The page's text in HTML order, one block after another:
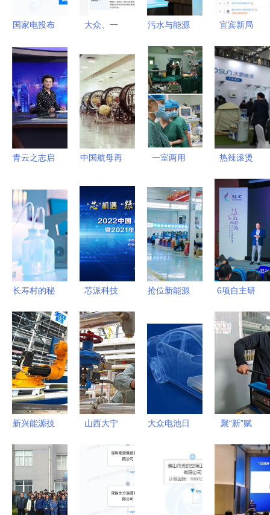
国家电投布
注册资本
1000万成
立新能源公
司，聚焦新
兴技术研发
大众、一
联手，武汉
开迈斯新能
源科技公司
成立聚焦新
兴能源技术
研发
污水与能源
捷伦联合实
验室的双重
使命
宜宾新局
手长安汽
车，共筑动
力电池创新
高地
青云之志启
媛携江西新
节铸就新兴
能源科技高
地
中国航母再
越式革命技
术引领全
球，仅中美
掌握新兴能
源研发
一室两用
术在县级医
院的落地启
示
热辣滚烫
揭示四大新
兴能源技术
趋势
长寿村的秘
泰克与外源
活性硒的潜
在关联
芯派科技
抢位新能源
电缆集团光
伏电缆市场
份额持续攀
升
6项自主研
发布 江苏
常熟引领新
兴能源技术
研发新浪潮
新兴能源技
“机器人”浪
潮下，我们
能约吗？
山西大宁
大众电池日
现，宁德时
代短期承压
聚“新”赋
展新质生产
力的“尖兵”